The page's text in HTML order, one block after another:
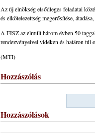
Az új elnökség elsődleges feladatai
és elkötelezettség megerősítése,
A FISZ az elmúlt három évben 50
rendezvényeivel vidéken és határon túl
(MTI)
Hozzászólás
Hozzászólások